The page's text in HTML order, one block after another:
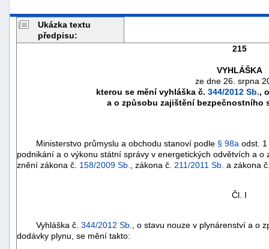
Ukázka textu
předpisu:
215
VYHLÁŠKA
ze dne 26. srpna
kterou se mění vyhláška č. 344/2012 Sb.,
a o způsobu zajištění bezpečnostního
Ministerstvo průmyslu a obchodu stanoví podle § 98a odst.
podnikání a o výkonu státní správy v energetických odvětvích a
znění zákona č. 158/2009 Sb. , zákona č. 211/2011 Sb. a zákona
Čl. I
Vyhláška č. 344/2012 Sb.
, o stavu nouze v plynárenství a o
dodávky plynu, se mění takto:
škody